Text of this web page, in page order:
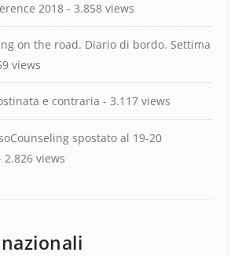
2018 - 3.858 views
on the road. Diario di bordo. Settima
views
e contraria - 3.117 views
spostato al 19-20
2.826 views